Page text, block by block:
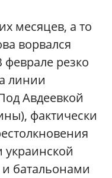
месяцев, а то
ворвался
феврале резко
линии
Авдеевкой
фактически
батальонами